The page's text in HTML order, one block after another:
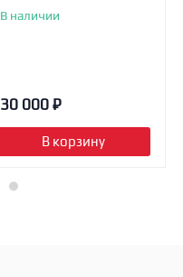
В наличии
30 000 ₽
В корзину